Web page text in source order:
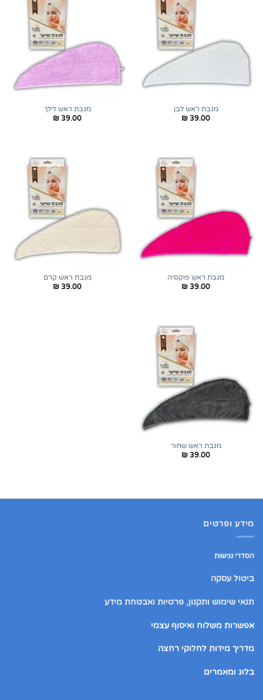
מגבת ראש לבן
₪ 39.00
מגבת ראש לילך
₪ 39.00
מגבת ראש פוקסיה
₪ 39.00
מגבת ראש קרם
₪ 39.00
מגבת ראש שחור
₪ 39.00
מידע ופרטים
הסדרי נגישות
ביטול עסקה
תנאי שימוש ותקנון, פרטיות ואבטחת מידע
אפשרות משלוח ואיסוף עצמי
מדריך מידות לחלוקי רחצה
בלוג ומאמרים